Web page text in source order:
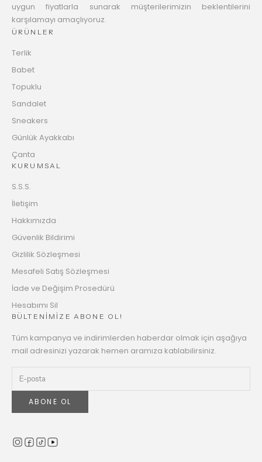
uygun fiyatlarla sunarak müşterilerimizin beklentilerini
karşılamayı amaçlıyoruz.
ÜRÜNLER
Terlik
Babet
Topuklu
Sandalet
Sneakers
Günlük Ayakkabı
Çanta
KURUMSAL
S.S.S.
İletişim
Hakkımızda
Güvenlik Bildirimi
Gizlilik Sözleşmesi
Mesafeli Satış Sözleşmesi
İade ve Değişim Prosedürü
Hesabımı Sil
BÜLTENİMİZE ABONE OL!
Tüm kampanya ve indirimlerden haberdar olmak için aşağıya
mail adresinizi yazarak hemen aramıza katılabilirsiniz.
ABONE OL